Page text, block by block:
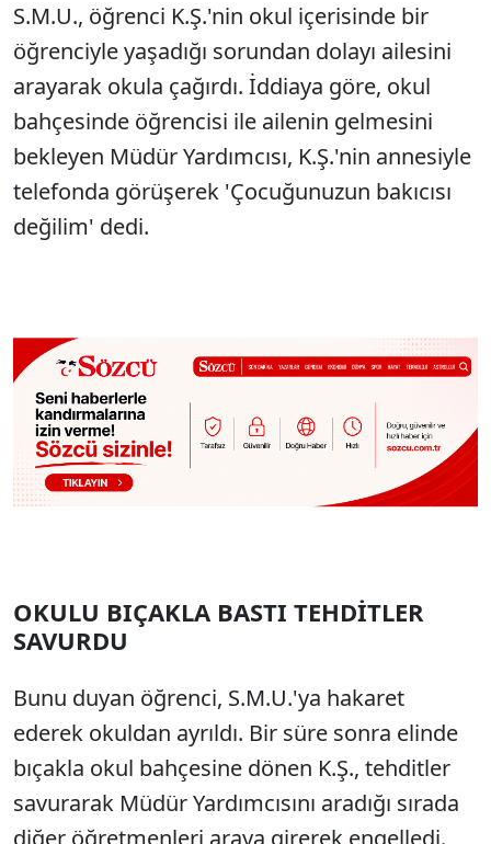
S.M.U., öğrenci K.Ş.'nin okul içerisinde bir
öğrenciyle yaşadığı sorundan dolayı ailesini
arayarak okula çağırdı. İddiaya göre, okul
bahçesinde öğrencisi ile ailenin gelmesini
bekleyen Müdür Yardımcısı, K.Ş.'nin annesiyle
telefonda görüşerek 'Çocuğunuzun bakıcısı
değilim' dedi.
OKULU BIÇAKLA BASTI TEHDİTLER
SAVURDU
Bunu duyan öğrenci, S.M.U.'ya hakaret
ederek okuldan ayrıldı. Bir süre sonra elinde
bıçakla okul bahçesine dönen K.Ş., tehditler
savurarak Müdür Yardımcısını aradığı sırada